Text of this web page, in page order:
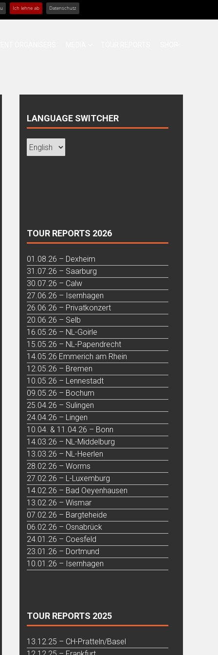
Ich lehne ab Datenschutz
LANGUAGE SWITCHER
TOUR REPORTS 2026
01.08.26 – Dexheim
31.07.26 – Saarburg
30.07.26 – Calw
27.06.26 – Isernhagen
26.06.26 – Privatkonzert
20.06.26 – Selb
16.05.26 – NL-Goirle
15.05.26 – NL-Papendrecht
14.05.26 Emmerich am Rhein
12.05.26 – Bremen
10.05.26 – Lennestadt
09.05.26 – Bochum
25.04.26 – Sulingen
24.04.26 – Lingen
10.04. & 11.04.26 – Bonn
14.03.26 – NL-Middelburg
13.03.26 – NL-Heerlen
28.02.26 – Worms
27.02.26 – L-Luxemburg
14.02.26 – Bad Oeyenhausen
13.02.26 – Wismar
07.02.26 – Bargteheide
06.02.26 – Osnabrück
24.01.26 – Coesfeld
23.01.26 – Dortmund
10.01.26 – Isernhagen
TOUR REPORTS 2025
13.12.25 – CH-Pratteln/Basel